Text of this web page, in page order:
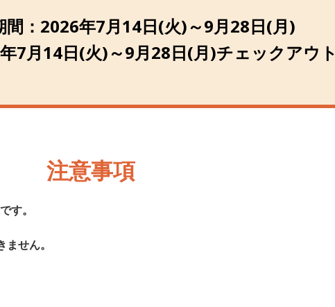
： 2026年7月14日(火)～9月28日(月)
7月14日(火)～9月28日(月)チェックアウト
注意事項
す。
せん。